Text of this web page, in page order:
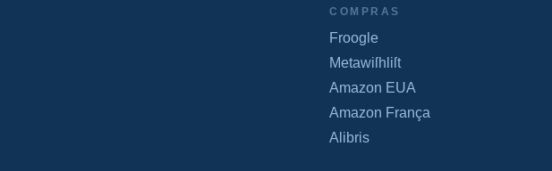
COMPRAS
Froogle
Metawiſhliſt
Amazon EUA
Amazon França
Alibris